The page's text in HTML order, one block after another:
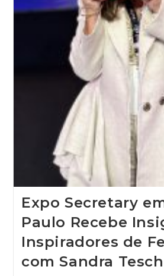
Expo Secretary
Paulo Recebe
Inspiradores de
com Sandra